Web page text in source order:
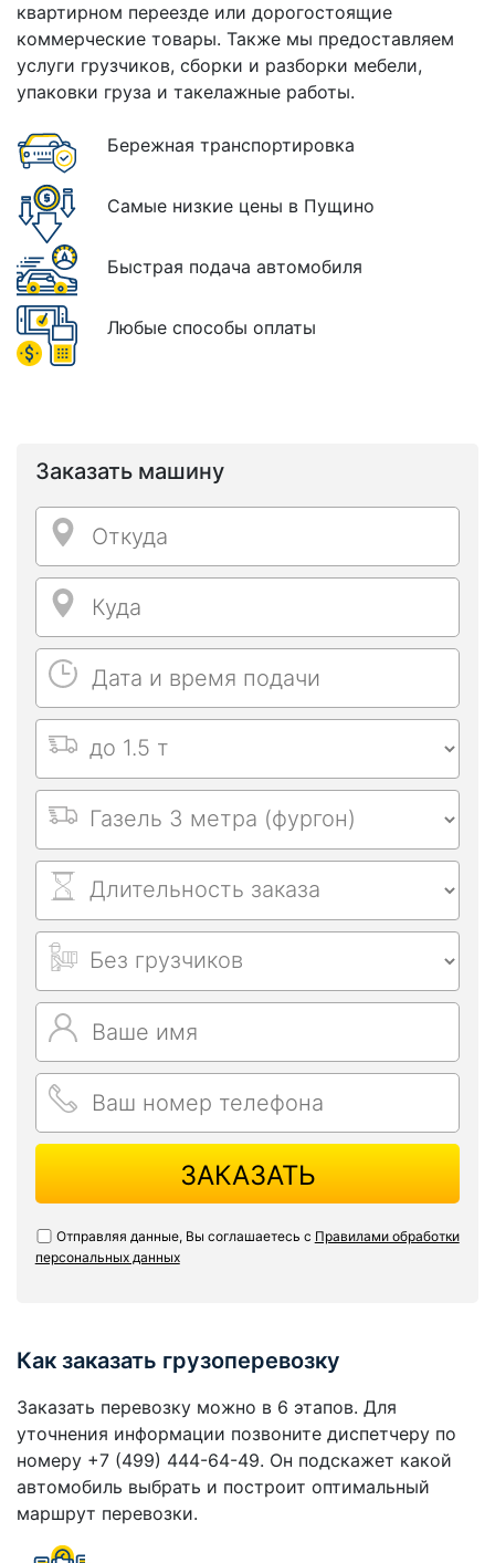
квартирном переезде или дорогостоящие
коммерческие товары. Также мы предоставляем
услуги грузчиков, сборки и разборки мебели,
упаковки груза и такелажные работы.
Бережная транспортировка
Самые низкие цены в Пущино
Быстрая подача автомобиля
Любые способы оплаты
Заказать машину
ЗАКАЗАТЬ
Отправляя данные, Вы соглашаетесь с Правилами обработки
персональных данных
Как заказать грузоперевозку
Заказать перевозку можно в 6 этапов. Для
уточнения информации позвоните диспетчеру по
номеру +7 (499) 444-64-49. Он подскажет какой
автомобиль выбрать и построит оптимальный
маршрут перевозки.